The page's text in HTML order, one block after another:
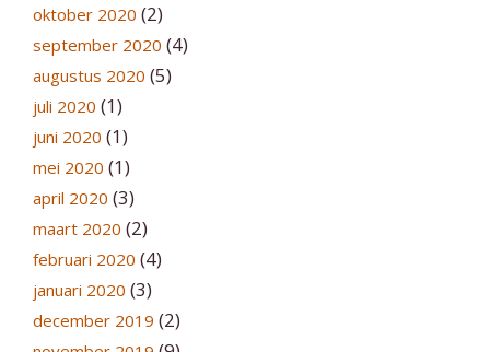
oktober 2020 (2)
september 2020 (4)
augustus 2020 (5)
juli 2020 (1)
juni 2020 (1)
mei 2020 (1)
april 2020 (3)
maart 2020 (2)
februari 2020 (4)
januari 2020 (3)
december 2019 (2)